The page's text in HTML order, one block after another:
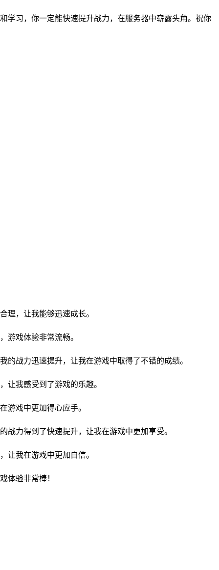
学习，你一定能快速提升战力，在服务器中崭露头角。祝你
理，让我能够迅速成长。
游戏体验非常流畅。
战力迅速提升，让我在游戏中取得了不错的成绩。
让我感受到了游戏的乐趣。
游戏中更加得心应手。
力得到了快速提升，让我在游戏中更加享受。
让我在游戏中更加自信。
体验非常棒！